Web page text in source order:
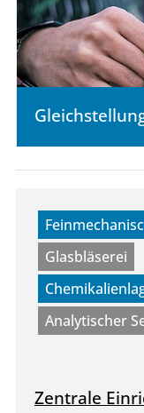
Glasbläserei
Analytischer
Zentrale